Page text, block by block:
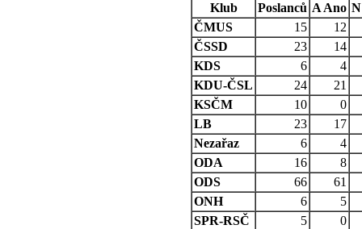
Klub Poslanců A Ano N
ČMUS
15
12
ČSSD
23
14
KDS
6
4
KDU-ČSL
24
21
KSČM
10
0
LB
23
17
Nezařaz
6
4
ODA
16
8
ODS
66
61
ONH
6
5
SPR-RSČ
5
0